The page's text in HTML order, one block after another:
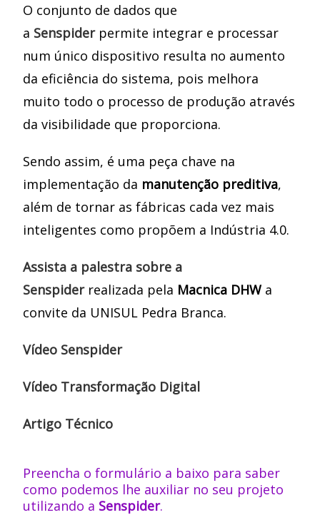
O conjunto de dados que
a Senspider permite integrar e processar
num único dispositivo resulta no aumento
da eficiência do sistema, pois melhora
muito todo o processo de produção através
da visibilidade que proporciona.
Sendo assim, é uma peça chave na
implementação da manutenção preditiva,
além de tornar as fábricas cada vez mais
inteligentes como propõem a Indústria 4.0.
Assista a palestra sobre a
Senspider realizada pela Macnica DHW a
convite da UNISUL Pedra Branca.
Vídeo Senspider
Vídeo Transformação Digital
Artigo Técnico
Preencha o formulário a baixo para saber
como podemos lhe auxiliar no seu projeto
utilizando a Senspider.